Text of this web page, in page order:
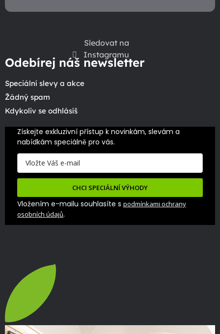
Sledovat na
Instagramu
Odebírej náš newsletter
Speciální slevy a akce
Žádný spam
Kdykoliv se odhlásíš
Získejte exkluzivní přístup k novinkám, slevám a
nabídkám speciálně pro vás.
CHCI SPECIÁLNÍ VÝHODY
Vložením e-mailu souhlasíte s podmínkami ochrany
osobních údajů.